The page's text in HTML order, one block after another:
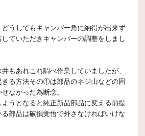
どうしてもキャンバー角に納得が出来ず
ていただきキャンバーの調整をしまし
もあれこれ調べ作業していましたが、
きる方法その①は部品のネジ山などの固
なかった為断念。
うとなると純正新品部品に変える前提
部品は破損覚悟で外さなければいけな